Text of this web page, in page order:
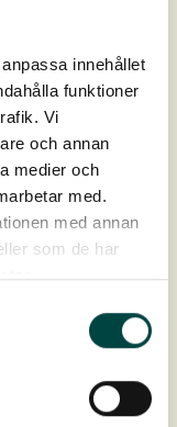
innehållet
funktioner
Vi
och annan
medier och
med.
med annan
som de har
deg på. Du kan